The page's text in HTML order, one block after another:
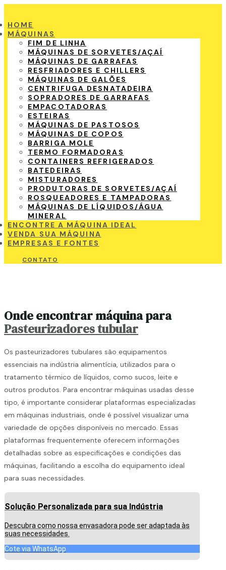
HOME
MÁQUINAS
FIM DE LINHA
MÁQUINAS DE SORVETES/AÇAÍ
MÁQUINAS DE GARRAFAS
RESFRIADORES E CHILLERS
MÁQUINAS DE GALÕES
CENTRIFUGA DESNATADEIRA
SOPRADORES DE GARRAFAS
EMPACOTADORAS
ESTEIRAS
MÁQUINAS DE PASTOSOS
MÁQUINAS DE COPOS
BARRIGA MOLE
TERMO FORMADORAS
CONTAINERS REFRIGERADOS
BATEDEIRAS
MISTURADORES
PRODUTORAS DE SORVETES/AÇAÍ
ROSQUEADORES E TAMPADORAS
MÁQUINAS DE LÍQUIDOS/ÁGUA
MINERAL
ENCONTRE A MÁQUINA IDEAL
VENDA SUA MÁQUINA
EMPRESAS E FONTES
CONTATO
Onde encontrar máquina para
Pasteurizadores tubular
Os pasteurizadores tubulares são equipamentos
essenciais na indústria alimentícia, utilizados para o
tratamento térmico de líquidos, como sucos, leite e
outros produtos. Para encontrar máquinas usadas desse
tipo, é importante considerar plataformas especializadas
em máquinas industriais, onde é possível visualizar uma
variedade de opções disponíveis no mercado. Essas
plataformas frequentemente oferecem informações
detalhadas sobre as especificações e condições das
máquinas, facilitando a escolha do equipamento ideal
para suas necessidades.
Solução Personalizada para sua Indústria
Descubra como nossa envasadora pode ser adaptada às
suas necessidades.
Cote via WhatsApp